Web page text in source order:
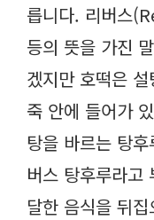
릅니다. 리버스
등의 뜻을 가진
겠지만 호떡은
죽 안에 들어가
탕을 바르는 탕
버스 탕후루라고
달한 음식을 뒤